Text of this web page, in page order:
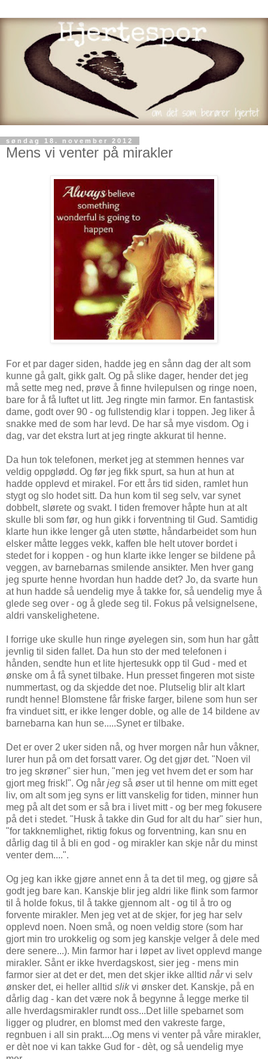
søndag 18. november 2012
Mens vi venter på mirakler
For et par dager siden, hadde jeg en sånn dag der alt som
kunne gå galt, gikk galt. Og på slike dager, hender det jeg
må sette meg ned, prøve å finne hvilepulsen og ringe noen,
bare for å få luftet ut litt. Jeg ringte min farmor. En fantastisk
dame, godt over 90 - og fullstendig klar i toppen. Jeg liker å
snakke med de som har levd. De har så mye visdom. Og i
dag, var det ekstra lurt at jeg ringte akkurat til henne.
Da hun tok telefonen, merket jeg at stemmen hennes var
veldig oppglødd. Og før jeg fikk spurt, sa hun at hun at
hadde opplevd et mirakel. For ett års tid siden, ramlet hun
stygt og slo hodet sitt. Da hun kom til seg selv, var synet
dobbelt, slørete og svakt. I tiden fremover håpte hun at alt
skulle bli som før, og hun gikk i forventning til Gud. Samtidig
klarte hun ikke lenger gå uten støtte, håndarbeidet som hun
elsker måtte legges vekk, kaffen ble helt utover bordet i
stedet for i koppen - og hun klarte ikke lenger se bildene på
veggen, av barnebarnas smilende ansikter. Men hver gang
jeg spurte henne hvordan hun hadde det? Jo, da svarte hun
at hun hadde så uendelig mye å takke for, så uendelig mye å
glede seg over - og å glede seg til. Fokus på velsignelsene,
aldri vanskelighetene.
I forrige uke skulle hun ringe øyelegen sin, som hun har gått
jevnlig til siden fallet. Da hun sto der med telefonen i
hånden, sendte hun et lite hjertesukk opp til Gud - med et
ønske om å få synet tilbake. Hun presset fingeren mot siste
nummertast, og da skjedde det noe. Plutselig blir alt klart
rundt henne! Blomstene får friske farger, bilene som hun ser
fra vinduet sitt, er ikke lenger doble, og alle de 14 bildene av
barnebarna kan hun se.....Synet er tilbake.
Det er over 2 uker siden nå, og hver morgen når hun våkner,
lurer hun på om det forsatt varer. Og det gjør det. "Noen vil
tro jeg skrøner" sier hun, "men jeg vet hvem det er som har
gjort meg frisk!". Og når jeg så øser ut til henne om mitt eget
liv, om alt som jeg syns er litt vanskelig for tiden, minner hun
meg på alt det som er så bra i livet mitt - og ber meg fokusere
på det i stedet. "Husk å takke din Gud for alt du har" sier hun,
"for takknemlighet, riktig fokus og forventning, kan snu en
dårlig dag til å bli en god - og mirakler kan skje når du minst
venter dem....".
Og jeg kan ikke gjøre annet enn å ta det til meg, og gjøre så
godt jeg bare kan. Kanskje blir jeg aldri like flink som farmor
til å holde fokus, til å takke gjennom alt - og til å tro og
forvente mirakler. Men jeg vet at de skjer, for jeg har selv
opplevd noen. Noen små, og noen veldig store (som har
gjort min tro urokkelig og som jeg kanskje velger å dele med
dere senere...). Min farmor har i løpet av livet opplevd mange
mirakler. Sånt er ikke hverdagskost, sier jeg - mens min
farmor sier at det er det, men det skjer ikke alltid nårvi selv
ønsker det, ei heller alltid slikvi ønsker det. Kanskje, på en
dårlig dag - kan det være nok å begynne å legge merke til
alle hverdagsmirakler rundt oss...Det lille spebarnet som
ligger og pludrer, en blomst med den vakreste farge,
regnbuen i all sin prakt....Og mens vi venter på våre mirakler,
er dèt noe vi kan takke Gud for - dèt, og så uendelig mye